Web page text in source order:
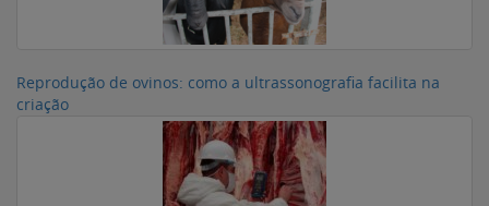
Reprodução de ovinos: como a ultrassonografia facilita na
criação